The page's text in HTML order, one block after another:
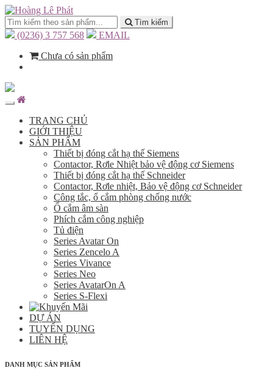
Tìm kiếm
(0236) 3 757 568
EMAIL
Chưa có sản phẩm
TRANG CHỦ
GIỚI THIỆU
SẢN PHẨM
Thiết bị đóng cắt hạ thế Siemens
Contactor, Rơle Nhiệt bảo vệ động cơ Siemens
Thiết bị đóng cắt hạ thế Schneider
Contactor, Rơle nhiệt, Bảo vệ động cơ Schneider
Công tắc, ổ cắm phòng chống nước
Ổ cắm âm sàn
Phích cắm công nghiệp
Tủ điện
Series Avatar On
Series Zencelo A
Series Vivance
Series Neo
Series AvatarOn A
Series S-Flexi
DỰ ÁN
TUYỂN DỤNG
LIÊN HỆ
DANH MỤC SẢN PHẨM